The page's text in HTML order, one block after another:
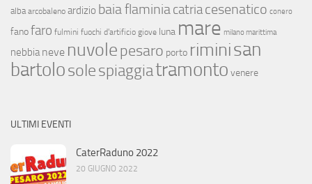
alba arcobaleno ardizio baia flaminiacatriacesenatico conero
fanofaro fulmini fuochi d'artificio giove luna mare milano marittima
nebbia neve nuvolepesaro porto riminisan
bartolosolespiaggiatramonto venere
ULTIMI EVENTI
CaterRaduno 2022
20 GIUGNO 2022